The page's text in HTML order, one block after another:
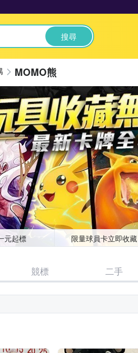
搜尋
MOMO熊
元起標 限量球員卡立即收藏
競標 二手